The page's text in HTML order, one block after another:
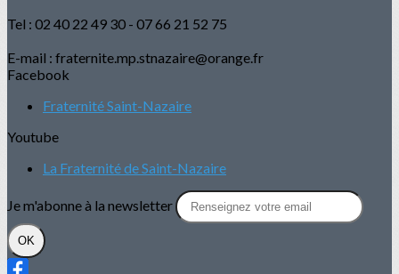
Tel : 02 40 22 49 30 - 07 66 21 52 75
E-mail : fraternite.mp.stnazaire@orange.fr
Facebook
Fraternité Saint-Nazaire
Youtube
La Fraternité de Saint-Nazaire
Je m'abonne à la newsletter
OK